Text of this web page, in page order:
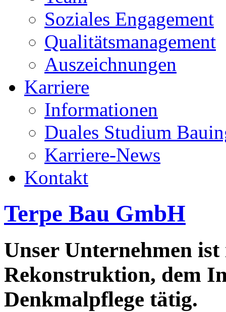
Soziales Engagement
Qualitätsmanagement
Auszeichnungen
Karriere
Informationen
Duales Studium
Karriere-News
Kontakt
Terpe Bau GmbH
Unser Unternehmen
Rekonstruktion, dem
Denkmalpflege tätig.